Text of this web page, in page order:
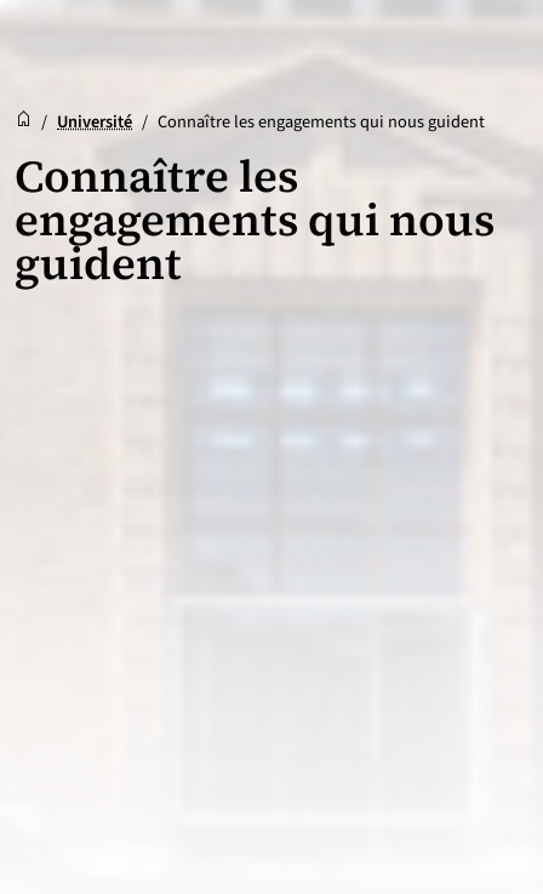
Accueil
Accueil
/ Université / Connaître les engagements qui nous guident
Connaître les
engagements qui nous
guident